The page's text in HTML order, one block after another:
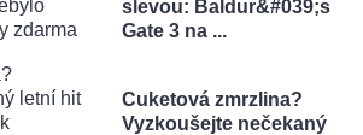
slevou: Baldur&#039;s
Gate 3 na ...
Cuketová zmrzlina?
Vyzkoušejte nečekaný